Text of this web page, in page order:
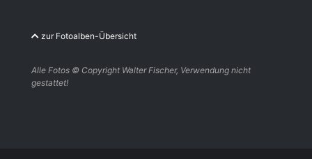
zur Fotoalben-Übersicht
Alle Fotos © Copyright Walter Fischer, Verwendung nicht
gestattet!